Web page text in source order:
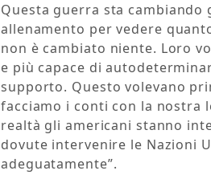
Questa guerra sta cambiando
allenamento per vedere
non è cambiato niente. Loro
e più capace di
supporto. Questo volevano
facciamo i conti con la nostra
realtà gli americani stanno
dovute intervenire le Nazioni
adeguatamente”.